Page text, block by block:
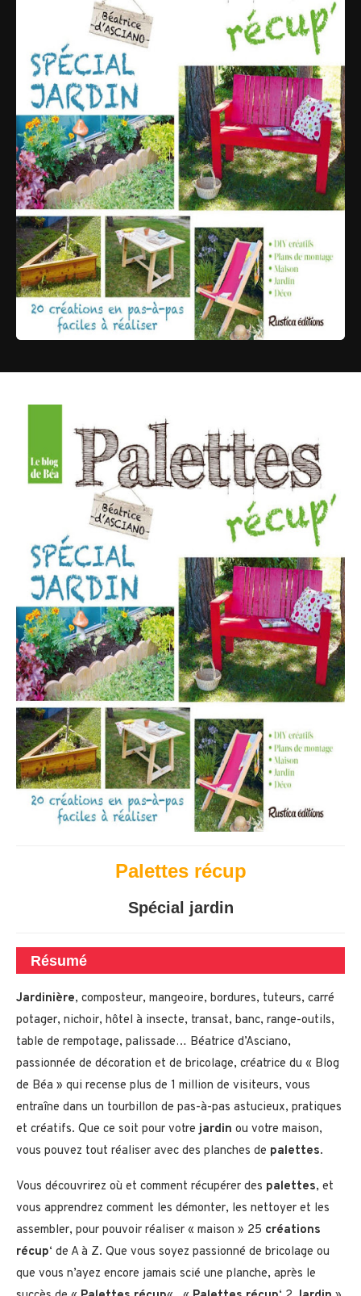
Palettes récup
Spécial jardin
Résumé
Jardinière, composteur, mangeoire, bordures, tuteurs, carré
potager, nichoir, hôtel à insecte, transat, banc, range-outils,
table de rempotage, palissade… Béatrice d’Asciano,
passionnée de décoration et de bricolage, créatrice du « Blog
de Béa » qui recense plus de 1 million de visiteurs, vous
entraîne dans un tourbillon de pas-à-pas astucieux, pratiques
et créatifs. Que ce soit pour votre jardin ou votre maison,
vous pouvez tout réaliser avec des planches de palettes.
Vous découvrirez où et comment récupérer des palettes, et
vous apprendrez comment les démonter, les nettoyer et les
assembler, pour pouvoir réaliser « maison » 25 créations
récup‘ de A à Z. Que vous soyez passionné de bricolage ou
que vous n’ayez encore jamais scié une planche, après le